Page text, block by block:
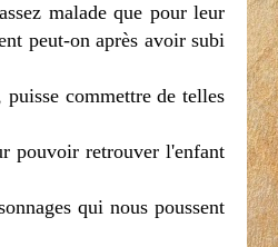
malade que pour leur
peut-on après avoir subi
commettre de telles
pouvoir retrouver l'enfant
qui nous poussent